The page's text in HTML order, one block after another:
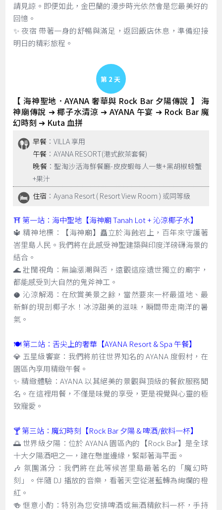
請見諒。即便如此，金巴蘭的漫步時光依然會是您最美好的
回憶。
✨ 夜宿 帶著一身的舒暢與滿足，返回飯店休息，準備迎接
明日的精彩旅程。
Day 2
【 海神聖地．AYANA 奢華與 Rock Bar 夕陽傳說 】 海
神廟傳說 ➔ 椰子水清涼 ➔ AYANA 午宴 ➔ Rock Bar 魔
幻時刻 ➔ Kuta 血拼
早餐 ：VILLA 享用
午餐 ：AYANA RESORT(港式飲茶套餐)
晚餐 ：聖淘沙活海鮮餐廳-皮皮蝦每人一隻+黑胡椒螃蟹
+果汁
住宿 ：Ayana Resort ( Resort View Room ) 或同等級
⛩️ 第一站：海中聖地【海神廟 Tanah Lot + 沁涼椰子水】
🔱 精神地標：【海神廟】矗立於海蝕岩上，百年來守護著
峇里島人民。我們將在此感受神聖建築與印度洋磅礴海景的
結合。
🌊 壯闊視角：無論漲潮與否，遠觀這座遺世獨立的廟宇，
都能感受到大自然的鬼斧神工。
🥥 沁涼解渴：在欣賞美景之餘，當然要來一杯最道地、最
新鮮的現剖椰子水！冰涼甜美的滋味，瞬間帶走南洋的暑
氣。
🍽️ 第二站：舌尖上的奢華【AYANA Resort & Spa 午餐】
💎 五星級饗宴：我們將前往世界知名的 AYANA 度假村，在
園區內享用精緻午餐。
✨ 精緻體驗：AYANA 以其絕美的景觀與頂級的餐飲服務聞
名。在這裡用餐，不僅是味覺的享受，更是視覺與心靈的極
致寵愛。
🍸 第三站：魔幻時刻【Rock Bar 夕陽 & 啤酒/飲料一杯】
🌅 世界級夕陽：位於 AYANA 園區內的【Rock Bar】是全球
十大夕陽酒吧之一，建在懸崖邊緣，緊鄰著海平面。
🎶 氛圍滿分：我們將在此等候峇里島最著名的「魔幻時
刻」。伴隨 DJ 播放的音樂，看著天空從湛藍轉為絢爛的橙
紅。
🍻 愜意小酌：特別為您安排啤酒或無酒精飲料一杯，手持